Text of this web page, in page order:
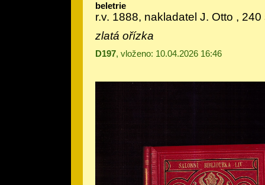
beletrie
r.v. 1888, nakladatel J. Otto ,
zlatá ořízka
D197, vloženo: 10.04.2026 16:46